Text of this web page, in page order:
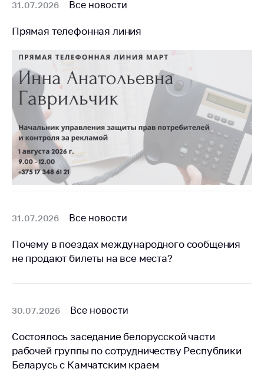
31.07.2026 Все новости
Прямая телефонная линия
31.07.2026 Все новости
Почему в поездах международного сообщения
не продают билеты на все места?
30.07.2026 Все новости
Состоялось заседание белорусской части
рабочей группы по сотрудничеству Республики
Беларусь с Камчатским краем